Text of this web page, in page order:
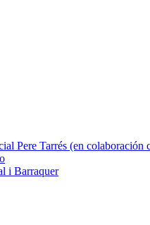
Pere Tarrés (en colaboración
i Barraquer